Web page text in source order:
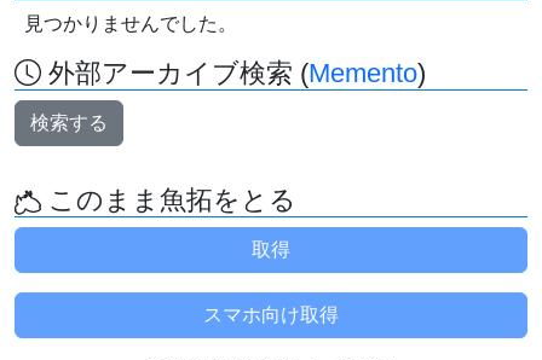
見つかりませんでした。
外部アーカイブ検索 (Memento)
検索する
このまま魚拓をとる